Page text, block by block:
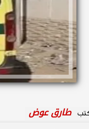
طارق عوض